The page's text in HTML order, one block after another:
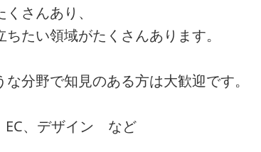
さんあり、
たい領域がたくさんあります。
分野で知見のある方は大歓迎です。
EC、デザイン など